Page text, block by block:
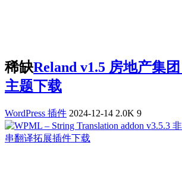
稀缺Reland v1.5 房地产集
主题下载
WordPress 插件 2024-12-14 2.0K 9